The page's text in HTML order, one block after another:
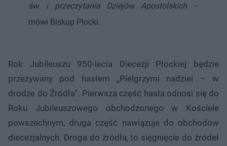
św. i przeczytania Dziejów Apostolskich–
mówi Biskup Płocki.
Rok Jubileuszu 950-lecia Diecezji Płockiej będzie
przeżywany pod hasłem „Pielgrzymi nadziei – w
drodze do Źródła”. Pierwsza część hasła odnosi się do
Roku Jubileuszowego obchodzonego w Kościele
powszechnym, druga część nawiązuje do obchodów
diecezjalnych. Droga do źródła, to sięgnięcie do źródeł